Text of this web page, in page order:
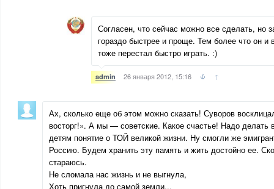
Согласен, что сейчас можно все сделать, но
гораздо быстрее и проще. Тем более что он
тоже перестал быстро играть. :)
admin 26 января 2012, 15:16 ↑
Ах, сколько еще об этом можно сказать! Суворов
восторг!». А мы — советские. Какое счастье! Надо делать
детям понятие о ТОЙ великой жизни. Ну смогли же
Россию. Будем хранить эту память и жить достойно ее.
стараюсь.
Не сломала нас жизнь и не выгнула,
Хоть пригнула до самой земли...